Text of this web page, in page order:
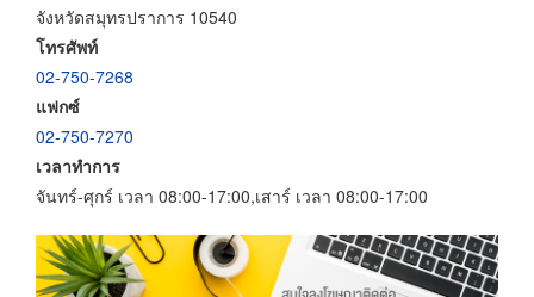
จังหวัดสมุทรปราการ 10540
โทรศัพท์
02-750-7268
แฟกซ์
02-750-7270
เวลาทำการ
จันทร์-ศุกร์ เวลา 08:00-17:00,เสาร์ เวลา 08:00-17:00